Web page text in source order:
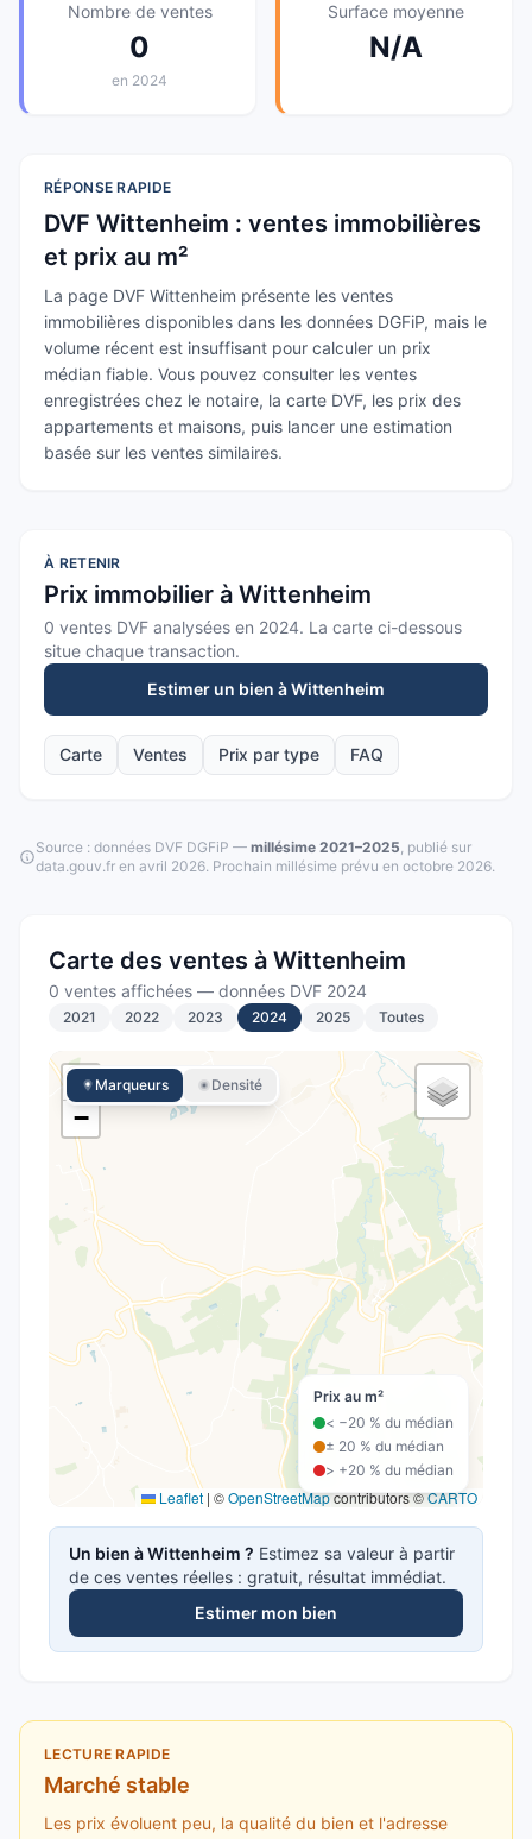
Nombre de ventes
0
en 2024
Surface moyenne
N/A
RÉPONSE RAPIDE
DVF Wittenheim : ventes immobilières
et prix au m²
La page DVF Wittenheim présente les ventes
immobilières disponibles dans les données DGFiP, mais le
volume récent est insuffisant pour calculer un prix
médian fiable. Vous pouvez consulter les ventes
enregistrées chez le notaire, la carte DVF, les prix des
appartements et maisons, puis lancer une estimation
basée sur les ventes similaires.
À RETENIR
Prix immobilier à Wittenheim
0 ventes DVF analysées en 2024. La carte ci-dessous
situe chaque transaction.
Estimer un bien àWittenheim
Carte Ventes Prix par type FAQ
Source : données DVF DGFiP — millésime 2021–2025, publié sur
data.gouv.fr en avril 2026. Prochain millésime prévu en octobre 2026.
Carte des ventes à Wittenheim
0 ventes affichées — données DVF 2024
2021 2022 2023 2024 2025 Toutes
+
−
Leaflet | ©OpenStreetMapcontributors ©CARTO
Marqueurs Densité
Prix au m²
< −20 % du médian
± 20 % du médian
> +20 % du médian
Un bien àWittenheim ? Estimez sa valeur à partir
de ces ventes réelles : gratuit, résultat immédiat.
Estimer mon bien
LECTURE RAPIDE
Marché stable
Les prix évoluent peu, la qualité du bien et l'adresse